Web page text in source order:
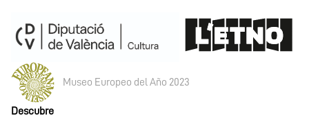
Museo Europeo del Año 2023
Descubre